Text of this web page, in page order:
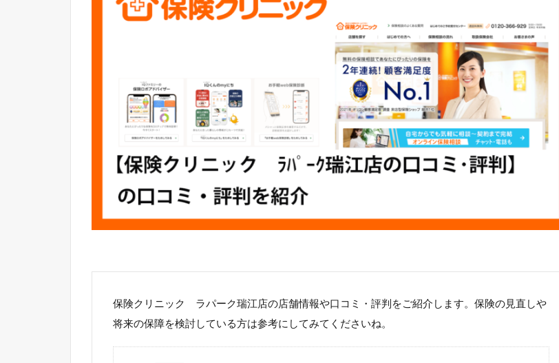
保険クリニック ラパーク瑞江店の店舗情報や口コミ・評判をご紹介します。保険の見直しや
将来の保障を検討している方は参考にしてみてくださいね。